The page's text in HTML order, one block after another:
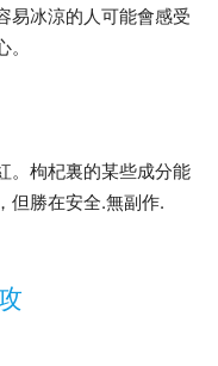
易冰涼的人可能會感受
。枸杞裏的某些成分能
但勝在安全.無副作.